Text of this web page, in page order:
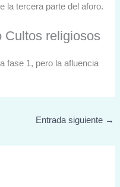
la tercera parte del aforo.
Cultos religiosos
fase 1, pero la afluencia
Entrada siguiente →